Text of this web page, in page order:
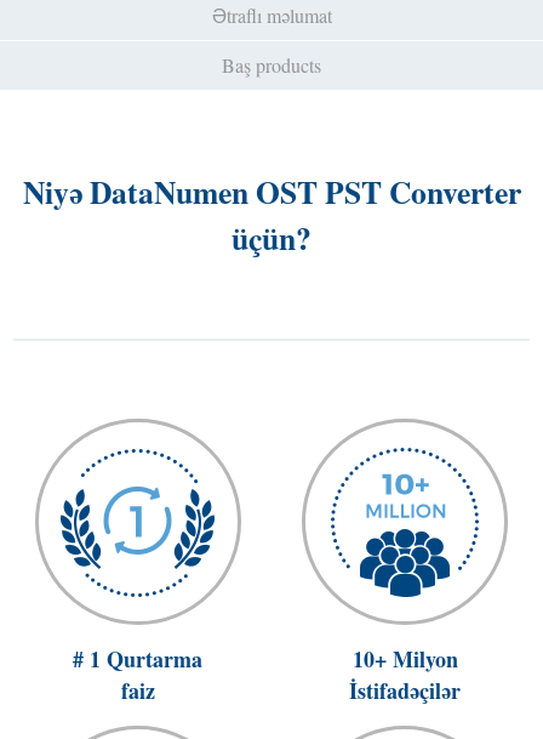
Ətraflı məlumat
Baş products
Niyə DataNumen OST PST Converter
üçün?
# 1 Qurtarma
faiz
10+ Milyon
İstifadəçilər